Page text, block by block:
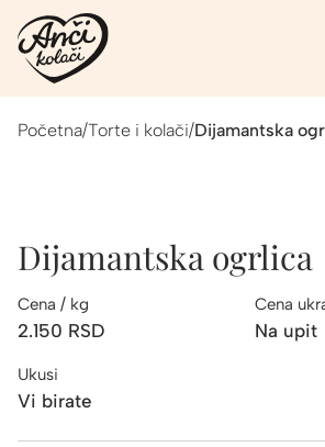
Početna/Torte i kolači/Dijamantska
Dijamantska ogrlica
Cena / kg
2.150 RSD
Cena
Na upit
Ukusi
Vi birate